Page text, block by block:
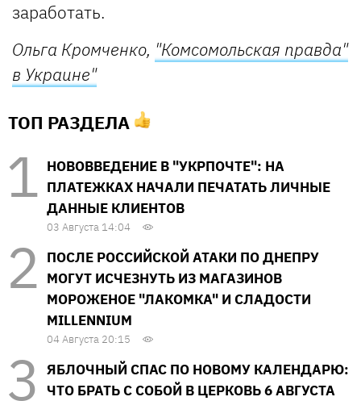
заработать.
Ольга Кромченко, "Комсомольская правда"
в Украине"
ТОП РАЗДЕЛА
НОВОВВЕДЕНИЕ В "УКРПОЧТЕ": НА
ПЛАТЕЖКАХ НАЧАЛИ ПЕЧАТАТЬ ЛИЧНЫЕ
ДАННЫЕ КЛИЕНТОВ
03 Августа 14:04
ПОСЛЕ РОССИЙСКОЙ АТАКИ ПО ДНЕПРУ
МОГУТ ИСЧЕЗНУТЬ ИЗ МАГАЗИНОВ
МОРОЖЕНОЕ "ЛАКОМКА" И СЛАДОСТИ
MILLENNIUM
04 Августа 20:15
ЯБЛОЧНЫЙ СПАС ПО НОВОМУ КАЛЕНДАРЮ:
ЧТО БРАТЬ С СОБОЙ В ЦЕРКОВЬ 6 АВГУСТА